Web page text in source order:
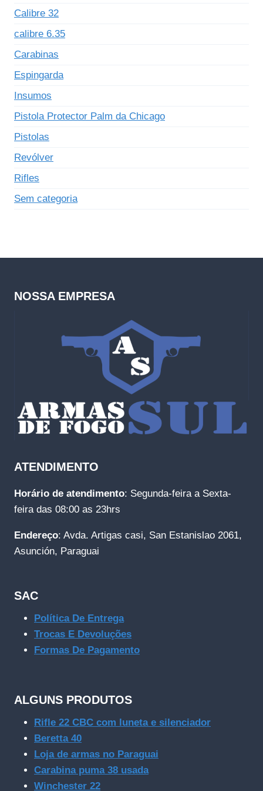
Calibre 32
calibre 6.35
Carabinas
Espingarda
Insumos
Pistola Protector Palm da Chicago
Pistolas
Revólver
Rifles
Sem categoria
NOSSA EMPRESA
ATENDIMENTO
Horário de atendimento: Segunda-feira a Sexta-
feira das 08:00 as 23hrs
Endereço: Avda. Artigas casi, San Estanislao 2061,
Asunción, Paraguai
SAC
Política De Entrega
Trocas E Devoluções
Formas De Pagamento
ALGUNS PRODUTOS
Rifle 22 CBC com luneta e silenciador
Beretta 40
Loja de armas no Paraguai
Carabina puma 38 usada
Winchester 22